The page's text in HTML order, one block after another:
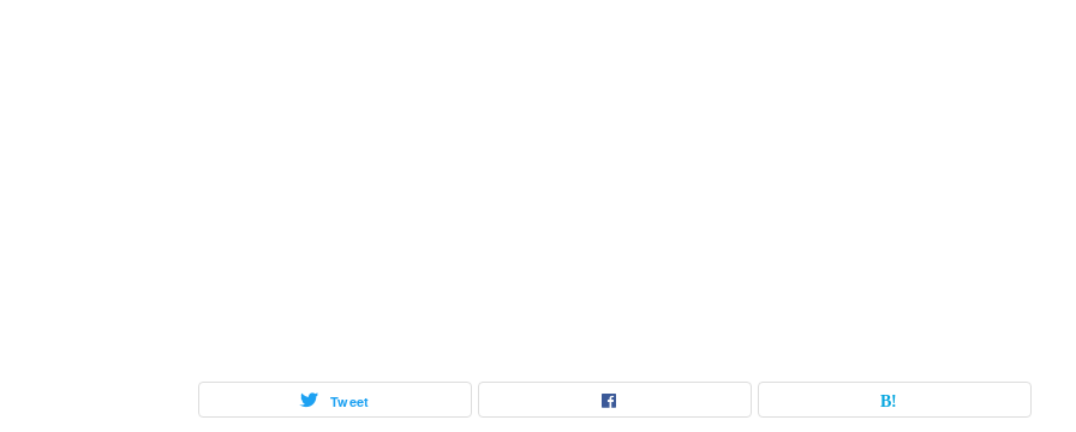
Tweet